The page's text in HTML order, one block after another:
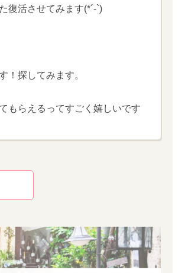
復活させてみます(*´-`)
！探してみます。
もらえるってすごく嬉しいです